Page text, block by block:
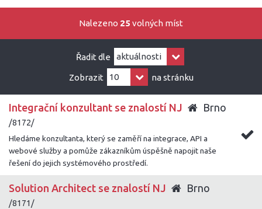
Nalezeno 25 volných míst
Řadit dle
Zobrazit na stránku
Integrační konzultant se znalostí NJ Brno
/8172/
Hledáme konzultanta, který se zaměří na integrace, API a
webové služby a pomůže zákazníkům úspěšně napojit naše
řešení do jejich systémového prostředí.
Solution Architect se znalostí NJ Brno
/8171/